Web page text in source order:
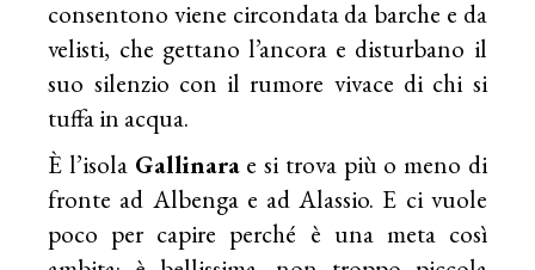
consentono viene circondata da barche e da
velisti, che gettano l’ancora e disturbano il
suo silenzio con il rumore vivace di chi si
tuffa in acqua.
È l’isola Gallinarae si trova più o meno di
fronte ad Albenga e ad Alassio. E ci vuole
poco per capire perché è una meta così